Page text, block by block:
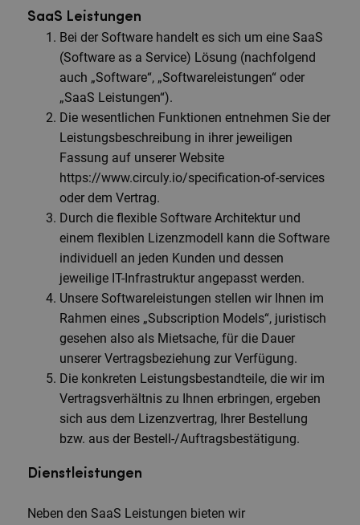
SaaS Leistungen
Bei der Software handelt es sich um eine SaaS
(Software as a Service) Lösung (nachfolgend
auch „Software“, „Softwareleistungen“ oder
„SaaS Leistungen“).
Die wesentlichen Funktionen entnehmen Sie der
Leistungsbeschreibung in ihrer jeweiligen
Fassung auf unserer Website
https://www.circuly.io/specification-of-services
oder dem Vertrag.
Durch die flexible Software Architektur und
einem flexiblen Lizenzmodell kann die Software
individuell an jeden Kunden und dessen
jeweilige IT-Infrastruktur angepasst werden.
Unsere Softwareleistungen stellen wir Ihnen im
Rahmen eines „Subscription Models“, juristisch
gesehen also als Mietsache, für die Dauer
unserer Vertragsbeziehung zur Verfügung.
Die konkreten Leistungsbestandteile, die wir im
Vertragsverhältnis zu Ihnen erbringen, ergeben
sich aus dem Lizenzvertrag, Ihrer Bestellung
bzw. aus der Bestell-/Auftragsbestätigung.
Dienstleistungen
Neben den SaaS Leistungen bieten wir